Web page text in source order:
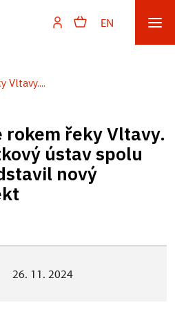
EN
Vltavy....
rokem řeky Vltavy.
ústav spolu
nový
26. 11. 2024